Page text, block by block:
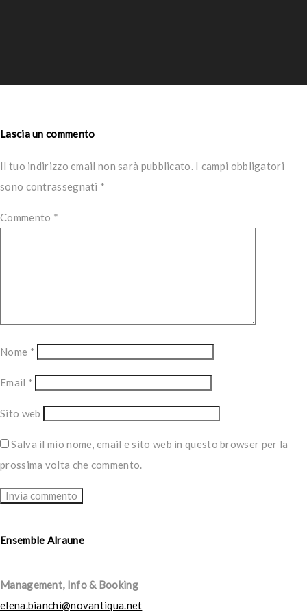
Lascia un commento
Il tuo indirizzo email non sarà pubblicato. I campi obbligatori
sono contrassegnati *
Commento *
Nome *
Email *
Sito web
Salva il mio nome, email e sito web in questo browser per la
prossima volta che commento.
Ensemble Alraune
Management, Info & Booking
elena.bianchi@novantiqua.net